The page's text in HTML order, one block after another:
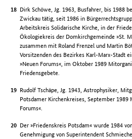
Dirk Schöwe, Jg. 1963, Busfahrer, bis 1988
Zwickau tätig, seit 1986 in
Arbeitskreis Solidarische Kirche, in der
Ökologiekreis der Domkirchgemeinde »St.
zusammen mit Roland Frenzel und Martin
Vorsitzenden des Bezirkes Karl-Marx-Stadt
»Neuen Forums«, im Oktober 1989
Friedensgebete.
Rudolf Tschäpe, Jg. 1943, Astrophysiker,
Potsdamer Kirchenkreises, September 1989
Forums«.
Der »Friedenskreis Potsdam« wurde 1984
Genehmigung von Superintendent